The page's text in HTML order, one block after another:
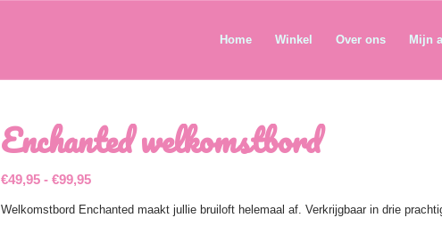
Home Winkel Over ons Mijn
Enchanted welkomstbord
€49,95 - €99,95Prijsklasse:
Welkomstbord Enchanted maakt jullie bruiloft helemaal af. Verkrijgbaar in drie